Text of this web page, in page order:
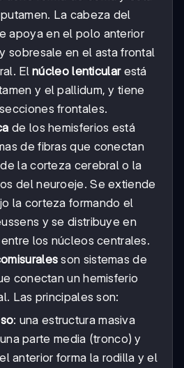
La cabeza del
apoya en el polo anterior
sobresale en el asta frontal
Elnúcleo lenticularestá
y el pallidum, y tiene
frontales.
de los hemisferios está
de fibras que conectan
la corteza cerebral o la
del neuroeje. Se extiende
la corteza formando el
y se distribuye en
los núcleos centrales.
son sistemas de
conectan un hemisferio
Las principales son:
: una estructura masiva
parte media (tronco) y
anterior forma la rodilla y el